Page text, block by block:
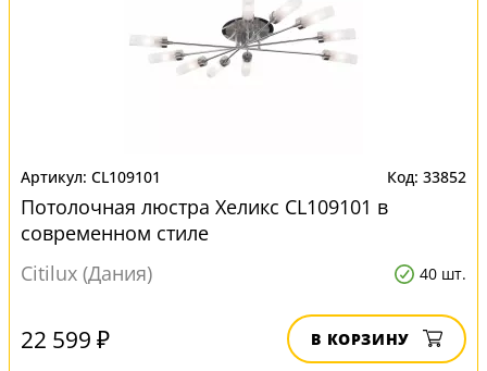
CL109101 33852
Потолочная люстра Хеликс CL109101 в
современном стиле
Citilux (Дания)
40 шт.
22 599 ₽ В КОРЗИНУ